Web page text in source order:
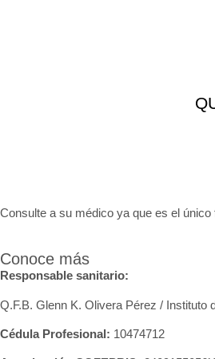
Consulte a su médico ya que es el
Conoce más
Responsable sanitario:
Q.F.B. Glenn K. Olivera Pérez / Instituto
Cédula Profesional: 10474712